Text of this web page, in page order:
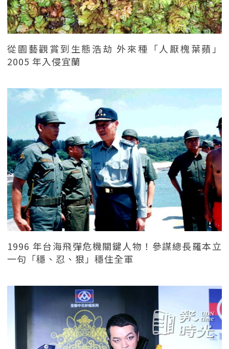
從園藝觀賞到生態浩劫 外來種「人厭槐葉蘋」
2005 年入侵宜蘭
1996 年台海飛彈危機關鍵人物！參謀總長羅本立
一句「穩、忍、狠」穩住全軍